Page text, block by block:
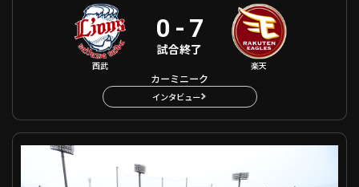
西武
0 - 7
試合終了
楽天
カーミニーク
インタビュー
ファーム 福岡ソフトバンク VS 広島